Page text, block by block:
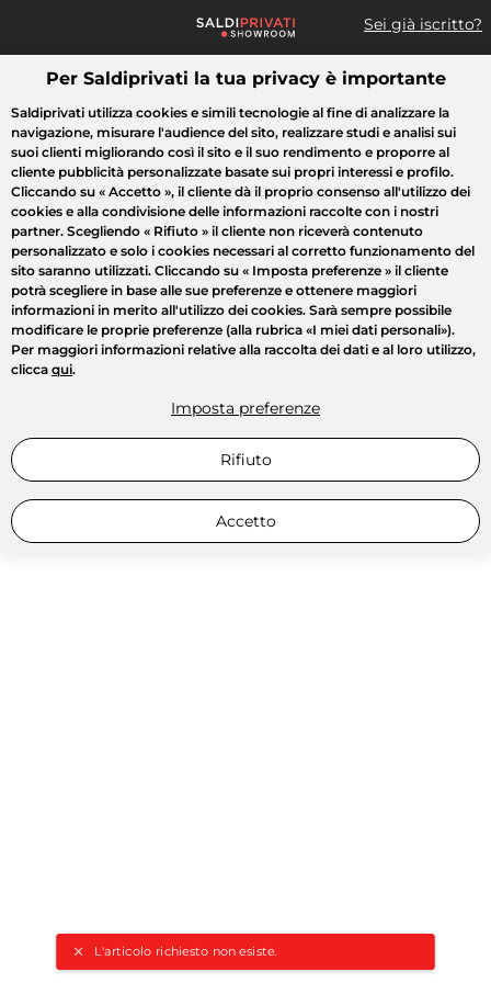
Sei già iscritto?
Cosa cerchi?
L'articolo richiesto non esiste.
Tutte le vendite Moda Casa Bellezza Elettrodomestici
Per Saldiprivati la tua privacy è importante
Saldiprivati utilizza cookies e simili tecnologie al fine di analizzare la
navigazione, misurare l'audience del sito, realizzare studi e analisi sui
suoi clienti migliorando così il sito e il suo rendimento e proporre al
cliente pubblicità personalizzate basate sui propri interessi e profilo.
Cliccando su « Accetto », il cliente dà il proprio consenso all'utilizzo dei
cookies e alla condivisione delle informazioni raccolte con i nostri
partner. Scegliendo « Rifiuto » il cliente non riceverà contenuto
personalizzato e solo i cookies necessari al corretto funzionamento del
sito saranno utilizzati. Cliccando su « Imposta preferenze » il cliente
potrà scegliere in base alle sue preferenze e ottenere maggiori
informazioni in merito all'utilizzo dei cookies. Sarà sempre possibile
modificare le proprie preferenze (alla rubrica «I miei dati personali»).
Per maggiori informazioni relative alla raccolta dei dati e al loro utilizzo,
clicca qui.
Imposta preferenze
Rifiuto
Accetto